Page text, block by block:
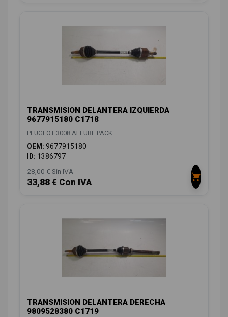
TRANSMISION DELANTERA IZQUIERDA
9677915180 C1718
PEUGEOT 3008 ALLURE PACK
OEM: 9677915180
ID: 1386797
28,00 € Sin IVA
33,88 € Con IVA
TRANSMISION DELANTERA DERECHA
9809528380 C1719